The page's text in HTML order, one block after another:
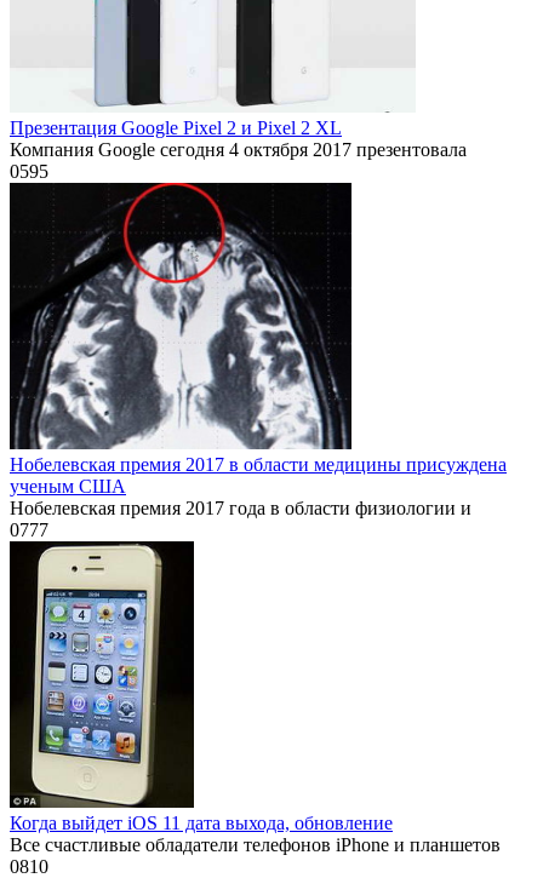
Презентация Google Pixel 2 и Pixel 2 XL
Компания Google сегодня 4 октября 2017 презентовала
0595
Нобелевская премия 2017 в области медицины присуждена
ученым США
Нобелевская премия 2017 года в области физиологии и
0777
Когда выйдет iOS 11 дата выхода, обновление
Все счастливые обладатели телефонов iPhone и планшетов
0810